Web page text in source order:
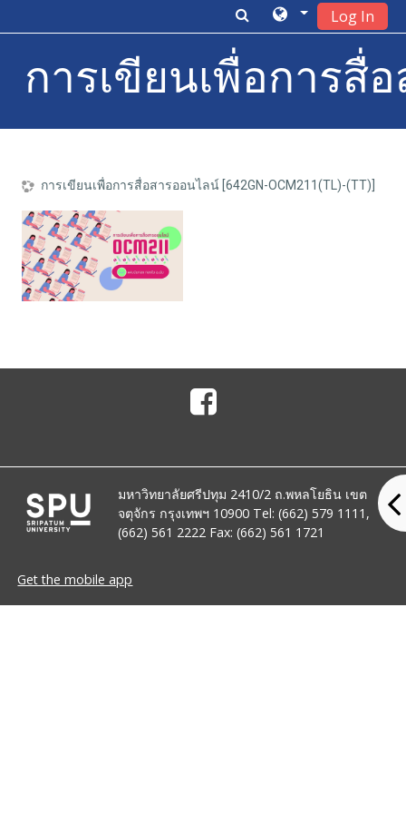
Log In
การเขียนเพื่อการสื่อ
การเขียนเพื่อการสื่อสารออนไลน์ [642GN-OCM211(TL)-(TT)]
มหาวิทยาลัยศรีปทุม 2410/2 ถ.พหลโยธิน เขต
จตุจักร กรุงเทพฯ 10900 Tel: (662) 579 1111,
(662) 561 2222 Fax: (662) 561 1721
Get the mobile app